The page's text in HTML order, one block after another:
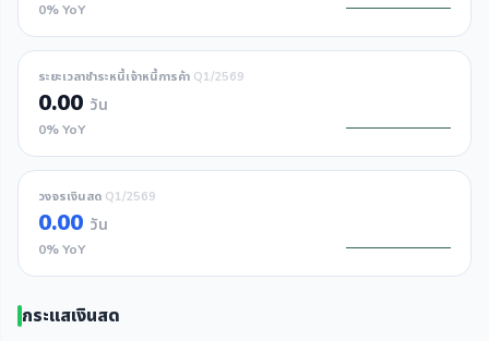
0% YoY
ระยะเวลาชำระหนี้เจ้าหนี้การค้า Q1/2569
0.00 วัน
0% YoY
วงจรเงินสด Q1/2569
0.00 วัน
0% YoY
กระแสเงินสด